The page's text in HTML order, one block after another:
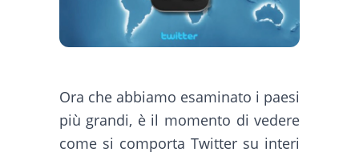
Ora che abbiamo esaminato i paesi
più grandi, è il momento di vedere
come si comporta Twitter su interi